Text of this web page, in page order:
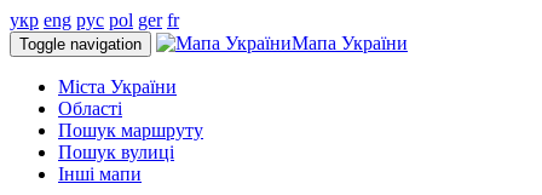
укр eng рус pol ger fr
Toggle navigation Мапа України
Міста України
Області
Пошук маршруту
Пошук вулиці
Інші мапи